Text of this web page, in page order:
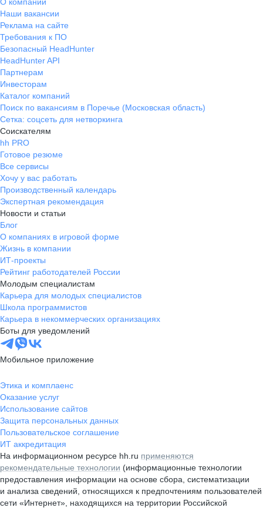
Наши вакансии
Реклама на сайте
Требования к ПО
Безопасный HeadHunter
HeadHunter API
Партнерам
Инвесторам
Каталог компаний
Поиск по вакансиям в Поречье (Московская область)
Сетка: соцсеть для нетворкинга
Соискателям
hh PRO
Готовое резюме
Все сервисы
Хочу у вас работать
Производственный календарь
Экспертная рекомендация
Новости и статьи
Блог
О компаниях в игровой форме
Жизнь в компании
ИТ-проекты
Рейтинг работодателей России
Молодым специалистам
Карьера для молодых специалистов
Школа программистов
Карьера в некоммерческих организациях
Боты для уведомлений
Мобильное приложение
Этика и комплаенс
Оказание услуг
Использование сайтов
Защита персональных данных
Пользовательское соглашение
ИТ аккредитация
На информационном ресурсе hh.ru применяются
рекомендательные технологии (информационные технологии
предоставления информации на основе сбора, систематизации
и анализа сведений, относящихся к предпочтениям пользователей
сети «Интернет», находящихся на территории Российской